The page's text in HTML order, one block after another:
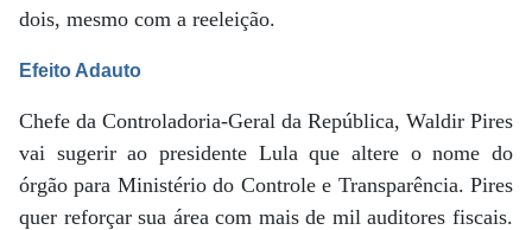
dois, mesmo com a reeleição.
Efeito Adauto
Chefe da Controladoria-Geral da República, Waldir Pires
vai sugerir ao presidente Lula que altere o nome do
órgão para Ministério do Controle e Transparência. Pires
quer reforçar sua área com mais de mil auditores fiscais.